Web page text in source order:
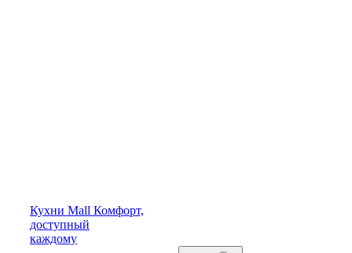
Кухни Mall Комфорт,
доступный
каждому